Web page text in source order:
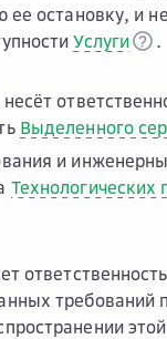
ее остановку, и
Услуги .
Выделенного
и
Технологических
требований